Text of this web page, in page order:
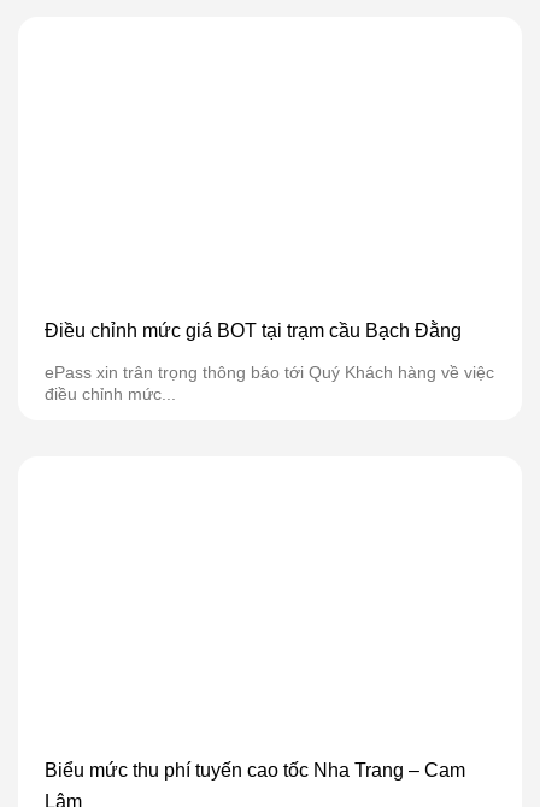
Điều chỉnh mức giá BOT tại trạm cầu Bạch Đằng
ePass xin trân trọng thông báo tới Quý Khách hàng về việc
điều chỉnh mức...
Biểu mức thu phí tuyến cao tốc Nha Trang – Cam
Lâm